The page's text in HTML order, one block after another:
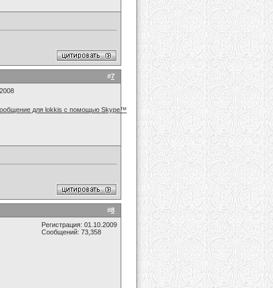
#7
#8
Регистрация: 01.10.2009
Сообщений: 73,358